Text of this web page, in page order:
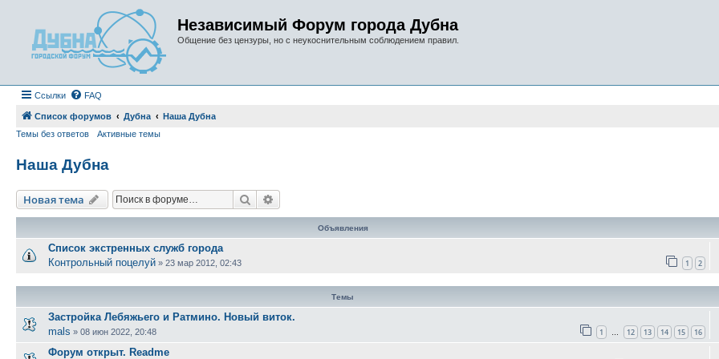
Независимый Форум города Дубна
Общение без цензуры, но с неукоснительным соблюдением правил.
Ссылки FAQ
Список форумов Дубна
Наша Дубна
Темы без ответов
Активные темы
Наша Дубна
Новая тема Поиск
Объявления
Список экстренных служб города
Контрольный поцелуй » 23 мар 2012, 02:43 1 2
Темы
Застройка Лебяжьего и Ратмино. Новый виток.
mals » 08 июн 2022, 20:48 1 … 12 13 14 15 16
Форум открыт. Readme